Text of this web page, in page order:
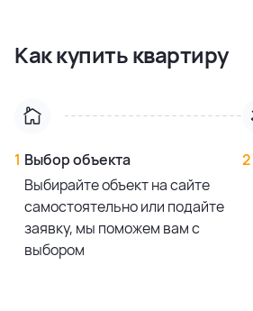
Как купить квартиру
1 Выбор объекта
Выбирайте объект на сайте
самостоятельно или подайте
заявку, мы поможем вам с
выбором
2